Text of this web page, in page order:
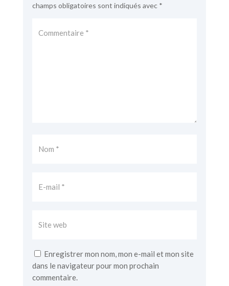
champs obligatoires sont indiqués avec *
Enregistrer mon nom, mon e-mail et mon site
dans le navigateur pour mon prochain
commentaire.